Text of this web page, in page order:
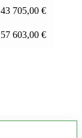
705,00 €
603,00 €